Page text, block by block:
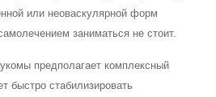
или неоваскулярной форм
заниматься не стоит.
предполагает комплексный
быстро стабилизировать